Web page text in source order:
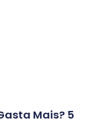
Mais? 5